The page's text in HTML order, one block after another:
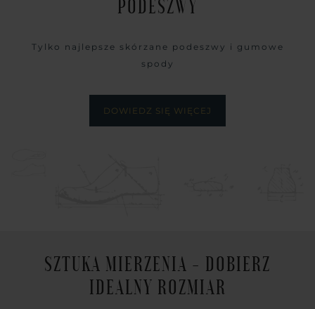
PODESZWY
Tylko najlepsze skórzane podeszwy i gumowe
spody
DOWIEDZ SIĘ WIĘCEJ
SZTUKA MIERZENIA - DOBIERZ
IDEALNY ROZMIAR